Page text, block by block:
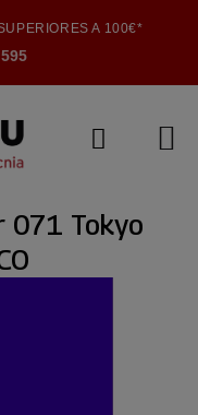
A 100€*
071 Tokyo